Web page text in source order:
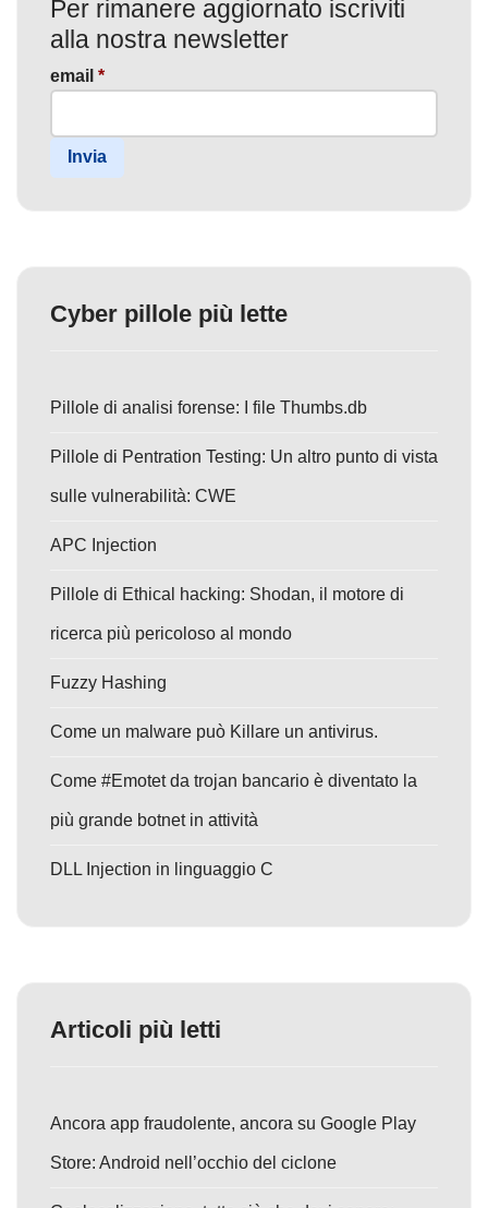
Per rimanere aggiornato iscriviti
alla nostra newsletter
email *
Invia
Cyber pillole più lette
Pillole di analisi forense: I file Thumbs.db
Pillole di Pentration Testing: Un altro punto di vista
sulle vulnerabilità: CWE
APC Injection
Pillole di Ethical hacking: Shodan, il motore di
ricerca più pericoloso al mondo
Fuzzy Hashing
Come un malware può Killare un antivirus.
Come #Emotet da trojan bancario è diventato la
più grande botnet in attività
DLL Injection in linguaggio C
Articoli più letti
Ancora app fraudolente, ancora su Google Play
Store: Android nell’occhio del ciclone